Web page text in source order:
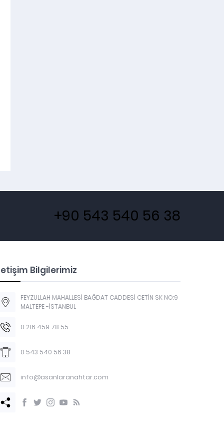
+90 543 540 56 38
Bilgilerimiz
FEYZULLAH MAHALLESİ BAĞDAT CADDESİ CETİN SK NO:9
MALTEPE -İSTANBUL
0 216 459 78 55
0 543 540 56 38
info@asanlaranahtar.com